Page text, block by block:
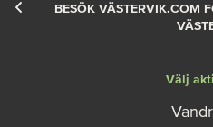
BESÖK VÄSTERVIK.COM
Välj